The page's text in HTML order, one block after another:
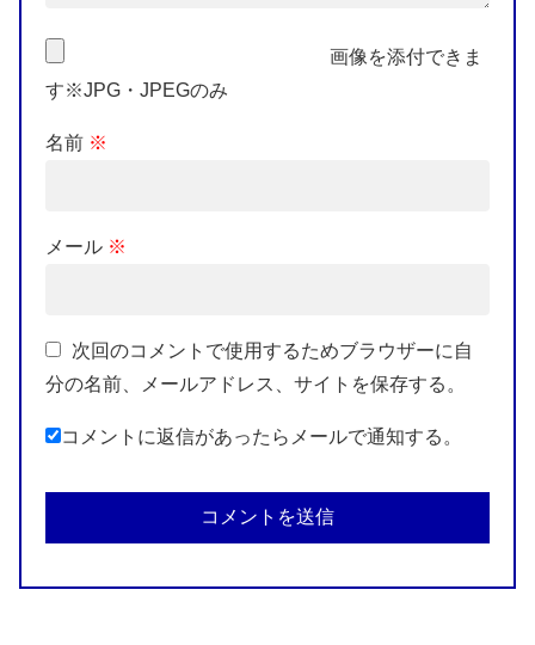
画像を添付できま
す※JPG・JPEGのみ
名前 ※
メール ※
次回のコメントで使用するためブラウザーに自
分の名前、メールアドレス、サイトを保存する。
コメントに返信があったらメールで通知する。